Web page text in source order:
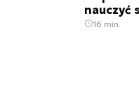
nauczyć
16 min.